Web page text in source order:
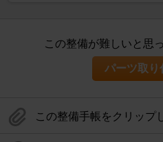
この整備が難しいと思
パーツ取り
この整備手帳をクリップ